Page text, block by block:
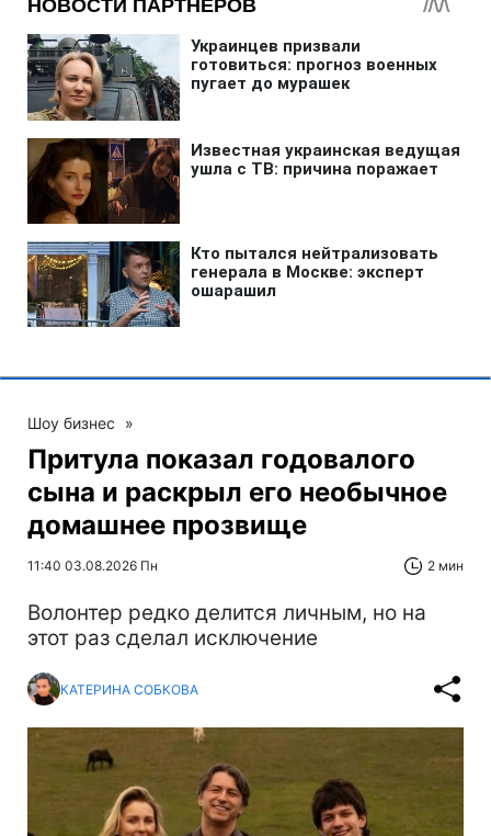
Шоу бизнес »
Притула показал годовалого
сына и раскрыл его необычное
домашнее прозвище
11:40 03.08.2026 Пн 2 мин
Волонтер редко делится личным, но на
этот раз сделал исключение
КАТЕРИНА СОБКОВА